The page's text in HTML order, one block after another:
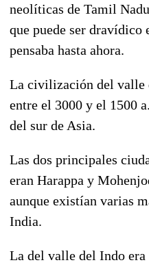
neolíticas de Tamil
que puede ser dravídico
pensaba hasta ahora.
La civilización del valle
entre el 3000 y el 1500
del sur de Asia.
Las dos principales
eran Harappa y
aunque existían varias
India.
La del valle del Indo era